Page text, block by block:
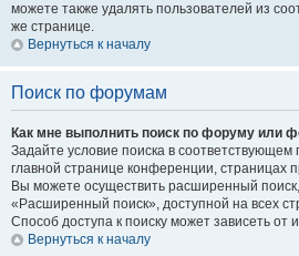
можете также удалять пользователей из
же странице.
Вернуться к началу
Поиск по форумам
Как мне выполнить поиск по форуму или
Задайте условие поиска в
главной странице конференции, страницах
Вы можете осуществить расширенный
«Расширенный поиск», доступной на всех
Способ доступа к поиску может зависеть от
Вернуться к началу